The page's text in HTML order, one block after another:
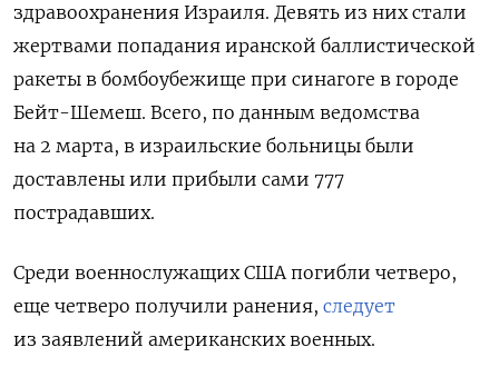
здравоохранения Израиля. Девять из них стали
жертвами попадания иранской баллистической
ракеты в бомбоубежище при синагоге в городе
Бейт-Шемеш. Всего, по данным ведомства
на 2 марта, в израильские больницы были
доставлены или прибыли сами 777
пострадавших.
Среди военнослужащих США погибли четверо,
еще четверо получили ранения, следует
из заявлений американских военных.